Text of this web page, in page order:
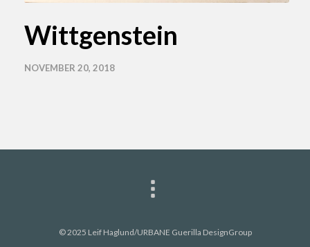
Wittgenstein
NOVEMBER 20, 2018
© 2025 Leif Haglund/URBANE Guerilla DesignGroup